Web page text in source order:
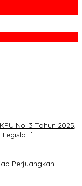
No. 3 Tahun 2025,
Legislatif
Perjuangkan